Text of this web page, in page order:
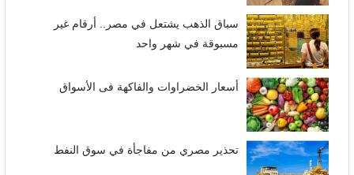
سباق الذهب يشتعل في مصر.. أرقام غير
مسبوقة في شهر واحد
أسعار الخضراوات والفاكهة فى الأسواق
تحذير مصري من مفاجأة في سوق النفط